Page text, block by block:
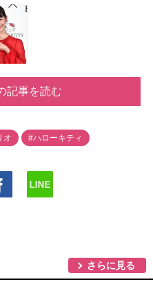
記事を読む
オ #ハローキティ
さらに見る